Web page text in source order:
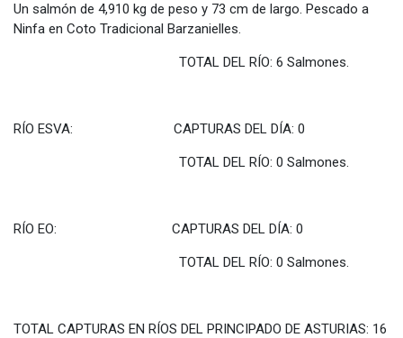
Un salmón de 4,910 kg de peso y 73 cm de largo. Pescado a
Ninfa en Coto Tradicional Barzanielles.
TOTAL DEL RÍO: 6 Salmones.
RÍO ESVA: CAPTURAS DEL DÍA: 0
TOTAL DEL RÍO: 0 Salmones.
RÍO EO: CAPTURAS DEL DÍA: 0
TOTAL DEL RÍO: 0 Salmones.
TOTAL CAPTURAS EN RÍOS DEL PRINCIPADO DE ASTURIAS: 16